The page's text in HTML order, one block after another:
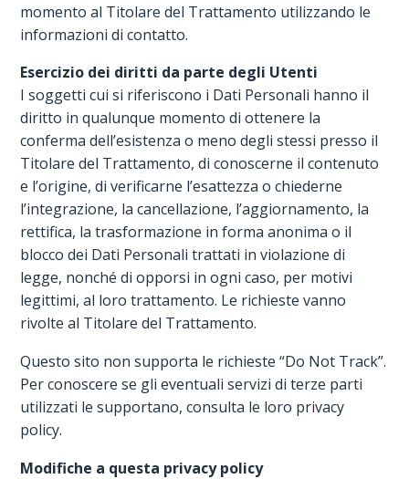
momento al Titolare del Trattamento utilizzando le
informazioni di contatto.
Esercizio dei diritti da parte degli Utenti
I soggetti cui si riferiscono i Dati Personali hanno il
diritto in qualunque momento di ottenere la
conferma dell’esistenza o meno degli stessi presso il
Titolare del Trattamento, di conoscerne il contenuto
e l’origine, di verificarne l’esattezza o chiederne
l’integrazione, la cancellazione, l’aggiornamento, la
rettifica, la trasformazione in forma anonima o il
blocco dei Dati Personali trattati in violazione di
legge, nonché di opporsi in ogni caso, per motivi
legittimi, al loro trattamento. Le richieste vanno
rivolte al Titolare del Trattamento.
Questo sito non supporta le richieste “Do Not Track”.
Per conoscere se gli eventuali servizi di terze parti
utilizzati le supportano, consulta le loro privacy
policy.
Modifiche a questa privacy policy